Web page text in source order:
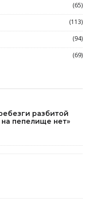
(65)
(113)
(94)
(69)
разбитой
пепелище нет»